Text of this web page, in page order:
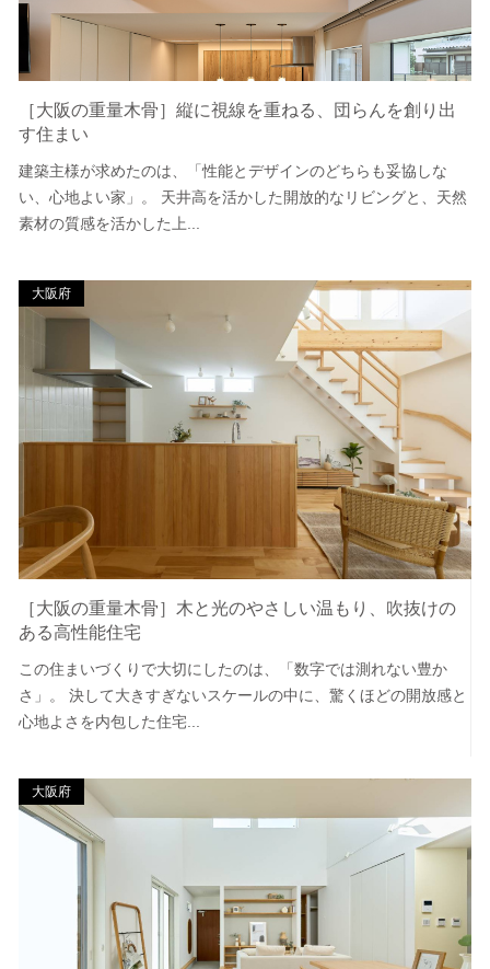
［大阪の重量木骨］縦に視線を重ねる、団らんを創り出
す住まい
建築主様が求めたのは、「性能とデザインのどちらも妥協しな
い、心地よい家」。 天井高を活かした開放的なリビングと、天然
素材の質感を活かした上...
大阪府
［大阪の重量木骨］木と光のやさしい温もり、吹抜けの
ある高性能住宅
この住まいづくりで大切にしたのは、「数字では測れない豊か
さ」。 決して大きすぎないスケールの中に、驚くほどの開放感と
心地よさを内包した住宅...
大阪府